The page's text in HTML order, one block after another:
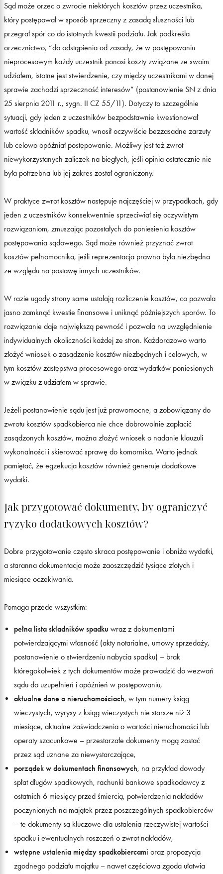
Sąd może orzec o zwrocie niektórych kosztów przez uczestnika,
który postępował w sposób sprzeczny z zasadą słuszności lub
przegrał spór co do istotnych kwestii podziału. Jak podkreśla
orzecznictwo, “do odstąpienia od zasady, że w postępowaniu
nieprocesowym każdy uczestnik ponosi koszty związane ze swoim
udziałem, istotne jest stwierdzenie, czy między uczestnikami w danej
sprawie zachodzi sprzeczność interesów” (postanowienie SN z dnia
25 sierpnia 2011 r., sygn. II CZ 55/11). Dotyczy to szczególnie
sytuacji, gdy jeden z uczestników bezpodstawnie kwestionował
wartość składników spadku, wnosił oczywiście bezzasadne zarzuty
lub celowo opóźniał postępowanie. Możliwy jest też zwrot
niewykorzystanych zaliczek na biegłych, jeśli opinia ostatecznie nie
była potrzebna lub jej zakres został ograniczony.
W praktyce zwrot kosztów następuje najczęściej w przypadkach, gdy
jeden z uczestników konsekwentnie sprzeciwiał się oczywistym
rozwiązaniom, zmuszając pozostałych do poniesienia kosztów
postępowania sądowego. Sąd może również przyznać zwrot
kosztów pełnomocnika, jeśli reprezentacja prawna była niezbędna
ze względu na postawę innych uczestników.
W razie ugody strony same ustalają rozliczenie kosztów, co pozwala
jasno zamknąć kwestie finansowe i uniknąć późniejszych sporów. To
rozwiązanie daje największą pewność i pozwala na uwzględnienie
indywidualnych okoliczności każdej ze stron. Każdorazowo warto
złożyć wniosek o zasądzenie kosztów niezbędnych i celowych, w
tym kosztów zastępstwa procesowego oraz wydatków poniesionych
w związku z udziałem w sprawie.
Jeżeli postanowienie sądu jest już prawomocne, a zobowiązany do
zwrotu kosztów spadkobierca nie chce dobrowolnie zapłacić
zasądzonych kosztów, można złożyć wniosek o nadanie klauzuli
wykonalności i skierować sprawę do komornika. Warto jednak
pamiętać, że egzekucja kosztów również generuje dodatkowe
wydatki.
Jak przygotować dokumenty, by ograniczyć
ryzyko dodatkowych kosztów?
Dobre przygotowanie często skraca postępowanie i obniża wydatki,
a staranna dokumentacja może zaoszczędzić tysiące złotych i
miesiące oczekiwania.
Pomaga przede wszystkim:
pełna lista składników spadku wraz z dokumentami
potwierdzającymi własność (akty notarialne, umowy sprzedaży,
postanowienie o stwierdzeniu nabycia spadku) – brak
któregokolwiek z tych dokumentów może prowadzić do wezwań
sądu do uzupełnień i opóźnień w postępowaniu,
aktualne dane o nieruchomościach, w tym numery ksiąg
wieczystych, wyrysy z ksiąg wieczystych nie starsze niż 3
miesiące, aktualne zaświadczenia o wartości nieruchomości lub
operaty szacunkowe – przestarzałe dokumenty mogą zostać
przez sąd uznane za niewystarczające,
porządek w dokumentach finansowych, na przykład dowody
spłat długów spadkowych, rachunki bankowe spadkodawcy z
ostatnich 6 miesięcy przed śmiercią, potwierdzenia nakładów
poczynionych na majątek przez poszczególnych spadkobierców
– te dokumenty są kluczowe dla ustalenia rzeczywistej wartości
spadku i ewentualnych roszczeń o zwrot nakładów,
wstępne ustalenia między spadkobiercami oraz propozycja
zgodnego podziału majątku – nawet częściowa zgoda ułatwia